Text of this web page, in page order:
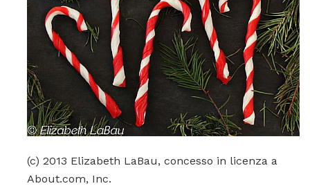
(c) 2013 Elizabeth LaBau, concesso in licenza a
About.com, Inc.